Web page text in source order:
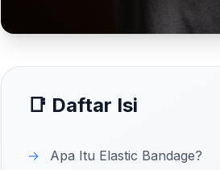
📑 Daftar Isi
→ Apa Itu Elastic Bandage?